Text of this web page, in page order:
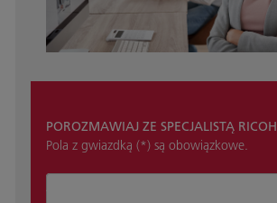
POROZMAWIAJ ZE SPECJALISTĄ RICOH
Pola z gwiazdką (*) są obowiązkowe.